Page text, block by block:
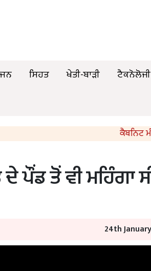
ਸਿਹਤ ਖੇਤੀ-ਬਾੜੀ ਟੈਕਨੋਲੋਜੀ
ਕੈਬਨਿਟ
ਤੋਂ ਵੀ ਮਹਿੰਗਾ
24th